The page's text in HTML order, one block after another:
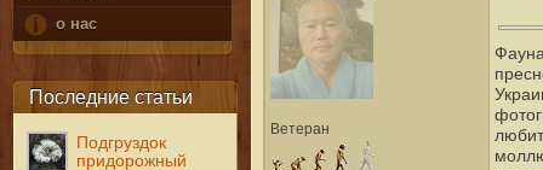
о нас
Последние статьи
Подгруздок
придорожный
Ветеран